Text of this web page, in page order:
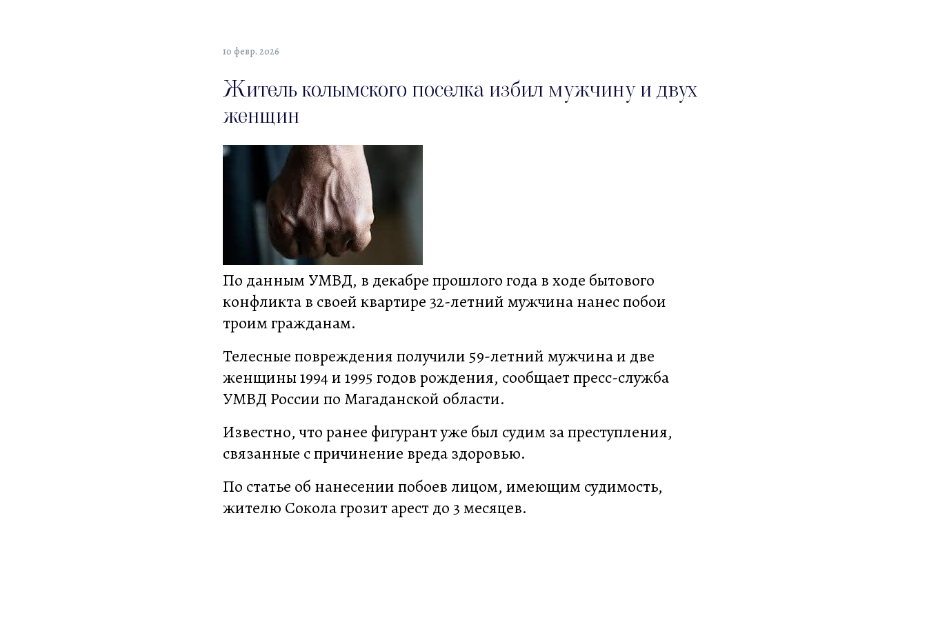
10 февр. 2026
Житель колымского поселка избил мужчину и двух
женщин
По данным УМВД, в декабре прошлого года в ходе бытового
конфликта в своей квартире 32-летний мужчина нанес побои
троим гражданам.
Телесные повреждения получили 59-летний мужчина и две
женщины 1994 и 1995 годов рождения, сообщает пресс-служба
УМВД России по Магаданской области.
Известно, что ранее фигурант уже был судим за преступления,
связанные с причинение вреда здоровью.
По статье об нанесении побоев лицом, имеющим судимость,
жителю Сокола грозит арест до 3 месяцев.